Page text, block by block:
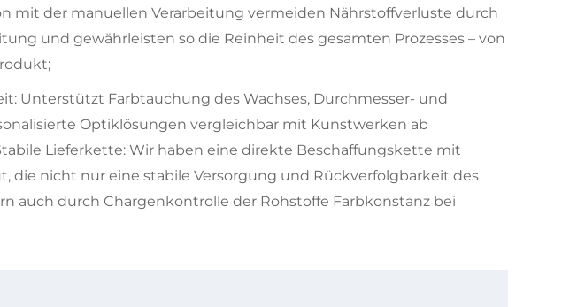
mit der manuellen Verarbeitung vermeiden Nährstoffverluste durch
und gewährleisten so die Reinheit des gesamten Prozesses – von
Unterstützt Farbtauchung des Wachses, Durchmesser- und
Optiklösungen vergleichbar mit Kunstwerken ab
Lieferkette: Wir haben eine direkte Beschaffungskette mit
die nicht nur eine stabile Versorgung und Rückverfolgbarkeit des
auch durch Chargenkontrolle der Rohstoffe Farbkonstanz bei